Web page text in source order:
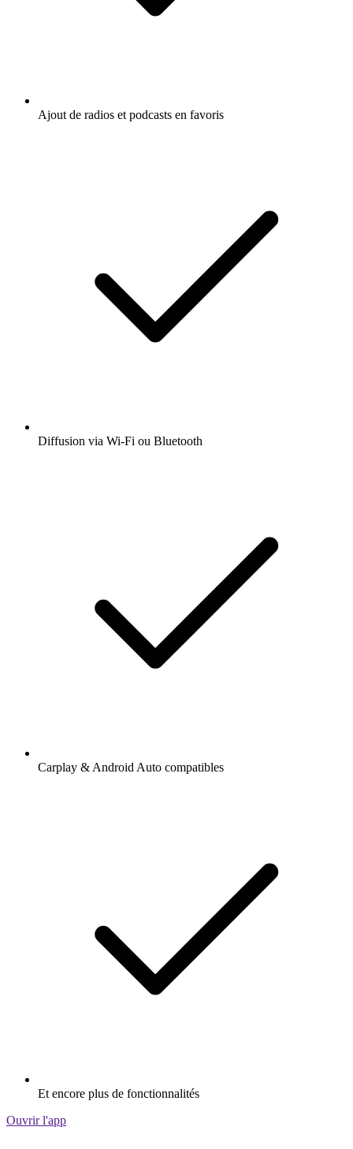
Ajout de radios et podcasts en favoris
Diffusion via Wi-Fi ou Bluetooth
Carplay & Android Auto compatibles
Et encore plus de fonctionnalités
Ouvrir l'app